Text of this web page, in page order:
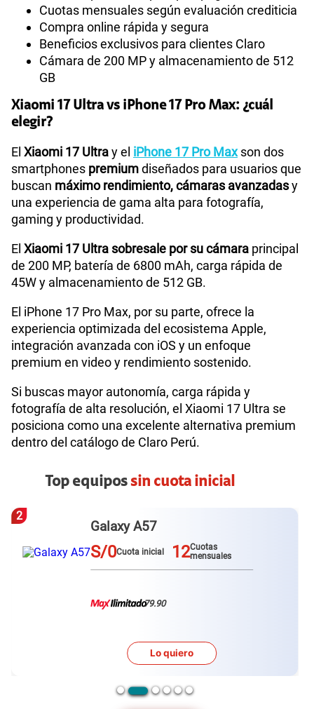
Cuotas mensuales según evaluación crediticia
Compra online rápida y segura
Beneficios exclusivos para clientes Claro
Cámara de 200 MP y almacenamiento de 512
GB
Xiaomi 17 Ultra vs iPhone 17 Pro Max: ¿cuál
elegir?
El Xiaomi 17 Ultray el iPhone 17 Pro Maxson dos
smartphones premiumdiseñados para usuarios que
buscan máximo rendimiento, cámaras avanzadasy
una experiencia de gama alta para fotografía,
gaming y productividad.
El Xiaomi 17 Ultra sobresale por su cámara principal
de 200 MP, batería de 6800 mAh, carga rápida de
45W y almacenamiento de 512 GB.
El iPhone 17 Pro Max, por su parte, ofrece la
experiencia optimizada del ecosistema Apple,
integración avanzada con iOS y un enfoque
premium en video y rendimiento sostenido.
Si buscas mayor autonomía, carga rápida y
fotografía de alta resolución, el Xiaomi 17 Ultra se
posiciona como una excelente alternativa premium
dentro del catálogo de Claro Perú.
Top equipossin cuota inicial
3
Redmi Note 15 pro plus
S/0 Cuota inicial12
Lo quiero